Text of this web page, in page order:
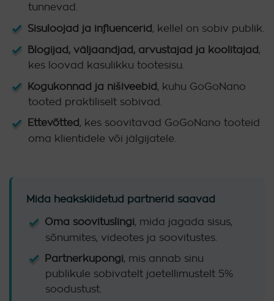
tunnevad.
Sisuloojad ja influencerid, kellel on sobiv publik.
Blogijad, väljaandjad, arvustajad ja koolitajad,
kes loovad kasulikku tootesisu.
Kogukonnad ja nišiveebid, kuhu GoGoNano
tooted praktiliselt sobivad.
Ettevõtted, kes soovitavad GoGoNano tooteid
oma klientidele või jälgijatele.
Mida heakskiidetud partnerid saavad
Oma soovituslingi, mida jagada sisus,
sõnumites, videotes ja soovitustes.
Partnerkupongi, mis annab sinu
publikule sobivatelt jaetellimustelt 5%
soodustust.